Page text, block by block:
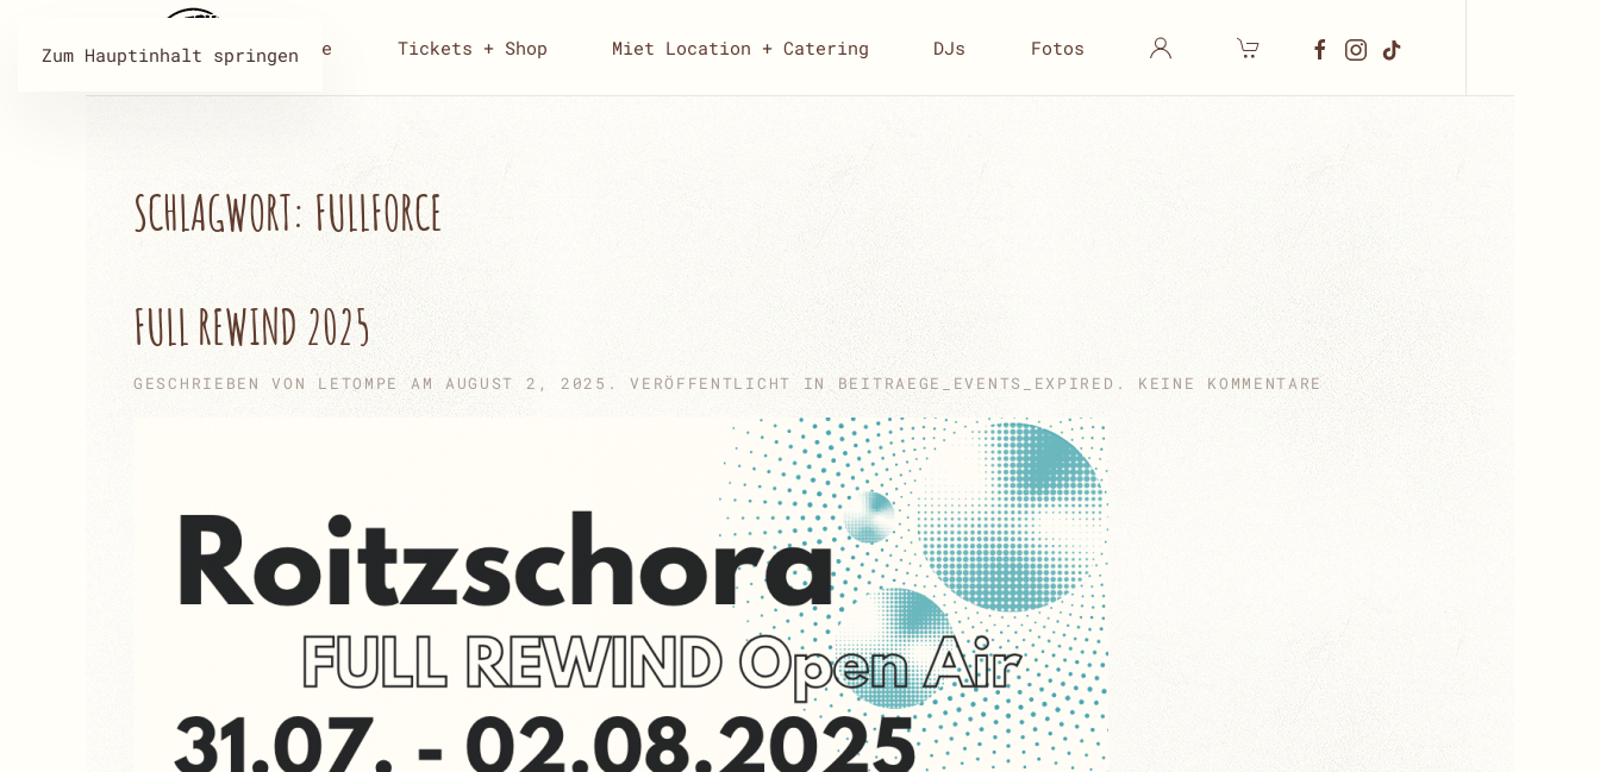
Zum Hauptinhalt springenHome Tickets + Shop Miet Location + Catering DJs Fotos
SCHLAGWORT: FULLFORCE
FULL REWIND 2025
GESCHRIEBEN VON LETOMPE AM AUGUST 2, 2025 . VERÖFFENTLICHT IN BEITRAEGE_EVENTS_EXPIRED . KEINE KOMMENTAREZU
FULL
REWIND
2025